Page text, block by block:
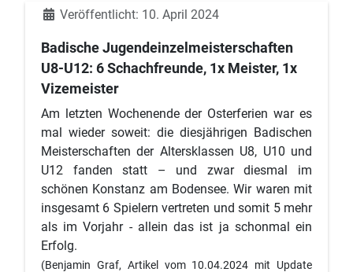
DetailsVeröffentlicht: 10. April 2024
Badische Jugendeinzelmeisterschaften
U8-U12: 6 Schachfreunde, 1x Meister, 1x
Vizemeister
Am letzten Wochenende der Osterferien war es
mal wieder soweit: die diesjährigen Badischen
Meisterschaften der Altersklassen U8, U10 und
U12 fanden statt – und zwar diesmal im
schönen Konstanz am Bodensee. Wir waren mit
insgesamt 6 Spielern vertreten und somit 5 mehr
als im Vorjahr - allein das ist ja schonmal ein
Erfolg.
(Benjamin Graf, Artikel vom 10.04.2024 mit Update